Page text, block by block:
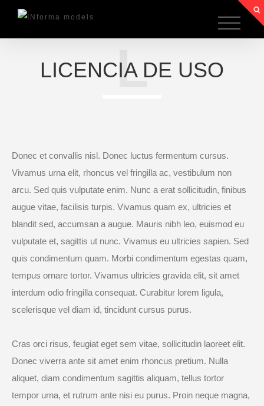
L
LICENCIA DE USO
Donec et convallis nisl. Donec luctus fermentum cursus.
Vivamus urna elit, rhoncus vel fringilla ac, vestibulum non
arcu. Sed quis vulputate enim. Nunc a erat sollicitudin, finibus
augue vitae, facilisis turpis. Vivamus quam ex, ultricies et
blandit sed, accumsan a augue. Mauris nibh leo, euismod eu
vulputate et, sagittis ut nunc. Vivamus eu ultricies sapien. Sed
quis condimentum quam. Morbi condimentum egestas quam,
tempus ornare tortor. Vivamus ultricies gravida elit, sit amet
interdum odio fringilla consequat. Curabitur lorem ligula,
scelerisque vel diam id, tincidunt cursus purus.
Cras orci risus, feugiat eget sem vitae, sollicitudin laoreet elit.
Donec viverra ante sit amet enim rhoncus pretium. Nulla
aliquet, diam condimentum sagittis aliquam, tellus tortor
tempor urna, et rutrum ante nisi eu purus. Proin neque magna,